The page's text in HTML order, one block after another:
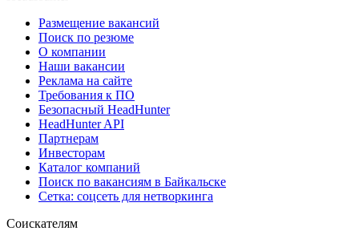
Размещение вакансий
Поиск по резюме
О компании
Наши вакансии
Реклама на сайте
Требования к ПО
Безопасный HeadHunter
HeadHunter API
Партнерам
Инвесторам
Каталог компаний
Поиск по вакансиям в Байкальске
Сетка: соцсеть для нетворкинга
Соискателям